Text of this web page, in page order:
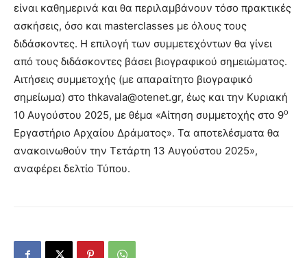
είναι καθημερινά και θα περιλαμβάνουν τόσο πρακτικές
ασκήσεις, όσο και masterclasses με όλους τους
διδάσκοντες. Η επιλογή των συμμετεχόντων θα γίνει
από τους διδάσκοντες βάσει βιογραφικού σημειώματος.
Αιτήσεις συμμετοχής (με απαραίτητο βιογραφικό
σημείωμα) στο thkavala@otenet.gr, έως και την Κυριακή
10 Αυγούστου 2025, με θέμα «Αίτηση συμμετοχής στο 9ο
Εργαστήριο Αρχαίου Δράματος». Τα αποτελέσματα θα
ανακοινωθούν την Τετάρτη 13 Αυγούστου 2025»,
αναφέρει δελτίο Τύπου.